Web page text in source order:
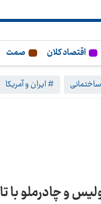
اقتصاد کلان صمت
# ایران و آمریکا
و چادرملو با